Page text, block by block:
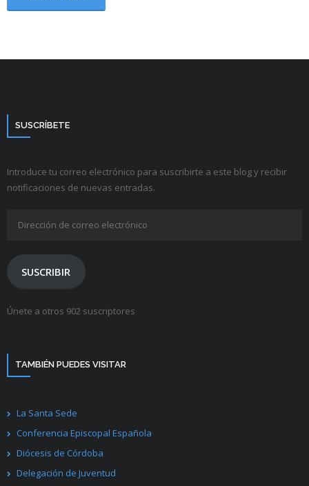
SUSCRÍBETE
Introduce tu correo electrónico para suscribirte a este blog y recibir
notificaciones de nuevas entradas.
electrónico
SUSCRIBIR
Únete a otros 902 suscriptores
TAMBIÉN PUEDES VISITAR
La Santa Sede
Conferencia Episcopal Española
Diócesis de Córdoba
Delegación de Juventud